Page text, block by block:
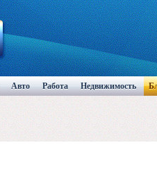
Авто Работа Недвижимость